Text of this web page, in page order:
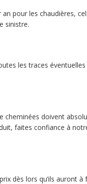
pour les chaudières,
sinistre.
les traces
cheminées doivent
faites confiance à
dès lors qu’ils auront à